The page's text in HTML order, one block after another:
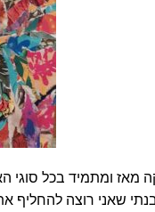
מאז ומתמיד בכל סוגי
שאני רוצה להחליף